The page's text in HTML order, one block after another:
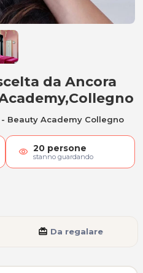
50 minuti a
da Ancora
Beauty Academy Collegno
visibility 20 persone
stanno guardando
card_giftcard Da regalare